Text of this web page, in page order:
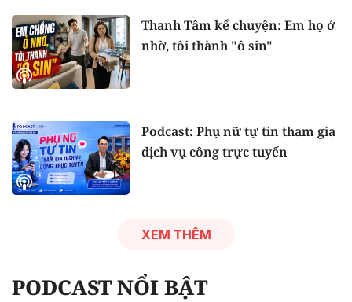
Thanh Tâm kể chuyện: Em họ ở
nhờ, tôi thành "ô sin"
Podcast: Phụ nữ tự tin tham gia
dịch vụ công trực tuyến
XEM THÊM
PODCAST NỔI BẬT